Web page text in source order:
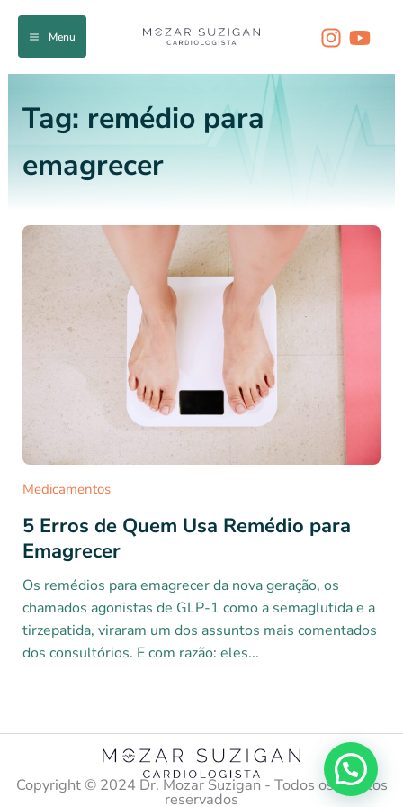
Menu
Tag: remédio para
emagrecer
Medicamentos
5 Erros de Quem Usa Remédio para
Emagrecer
Os remédios para emagrecer da nova geração, os
chamados agonistas de GLP-1 como a semaglutida e a
tirzepatida, viraram um dos assuntos mais comentados
dos consultórios. E com razão: eles...
Copyright ©️ 2024 Dr. Mozar Suzigan - Todos os direitos
reservados